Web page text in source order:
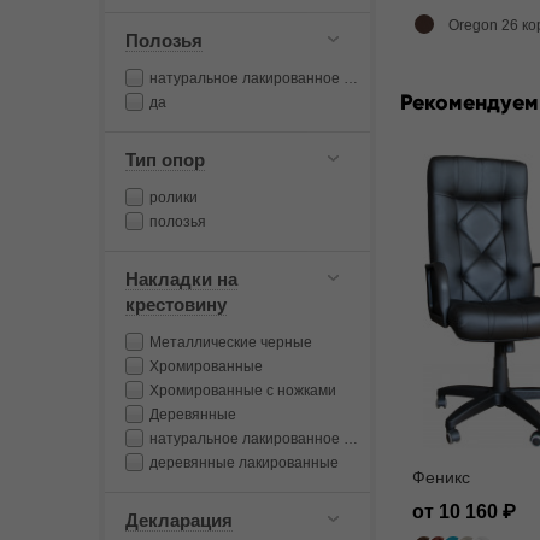
Полозья
натуральное лакированное дерево
да
Тип опор
ролики
полозья
Накладки на
крестовину
Металлические черные
Хромированные
Хромированные с ножками
Деревянные
натуральное лакированное дерево
деревянные лакированные
Декларация
Oregon 26
Феникс
от 10 160